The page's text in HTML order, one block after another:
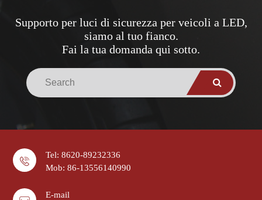
Supporto per luci di sicurezza per veicoli a LED,
siamo al tuo fianco.
Fai la tua domanda qui sotto.
Tel: 8620-89232336
Mob: 86-13556140990
E-mail